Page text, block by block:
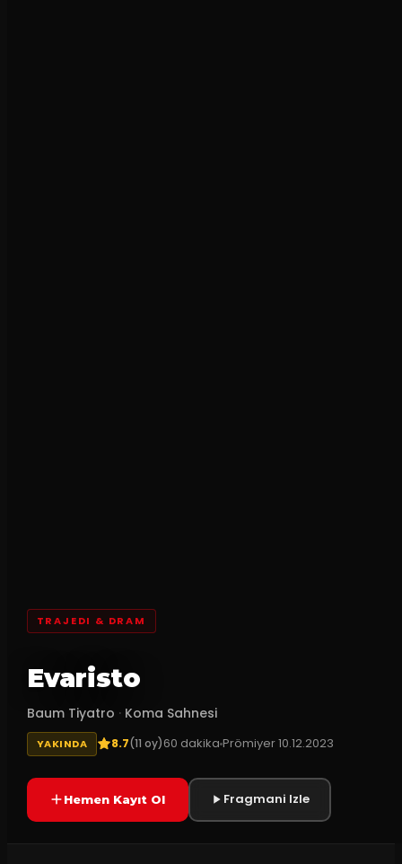
TRAJEDI & DRAM
Evaristo
Baum Tiyatro · Koma Sahnesi
YAKINDA 8.7(11 oy)60 dakikaPrömiyer10.12.2023
Hemen Kayıt Ol Fragmani Izle